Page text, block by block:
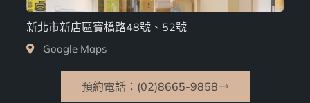
新北市新店區寶橋路48號、52號
Google Maps
預約電話：(02)8665-9858